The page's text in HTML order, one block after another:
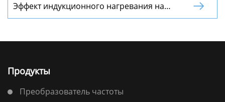
Эффект индукционного нагревания на
магнитное поле изделия в 2025 году

Продукты
Преобразователь частоты